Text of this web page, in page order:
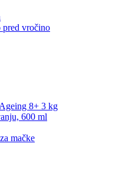
pred vročino
8+ 3 kg
600 ml
mačke